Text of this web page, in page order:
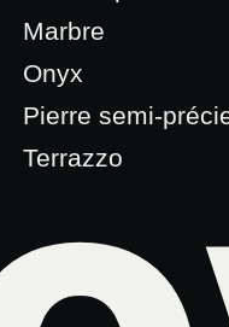
Marbre
Onyx
Pierre semi-
Terrazzo